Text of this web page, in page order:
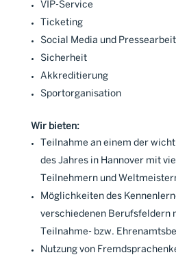
VIP-Service
Ticketing
Social Media und Pressearbeit
Sicherheit
Akkreditierung
Sportorganisation
Wir bieten:
Teilnahme an einem der
des Jahres in Hannover mit
Teilnehmern und
Möglichkeiten des
verschiedenen Berufsfeldern
Teilnahme- bzw.
Nutzung von